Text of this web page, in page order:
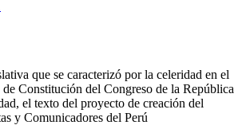
que se caracterizó por la celeridad en el
Constitución del Congreso de la República
el texto del proyecto de creación del
y Comunicadores del Perú